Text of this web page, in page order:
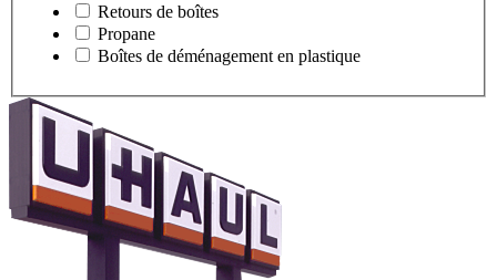
Retours de boîtes
Propane
Boîtes de déménagement en plastique